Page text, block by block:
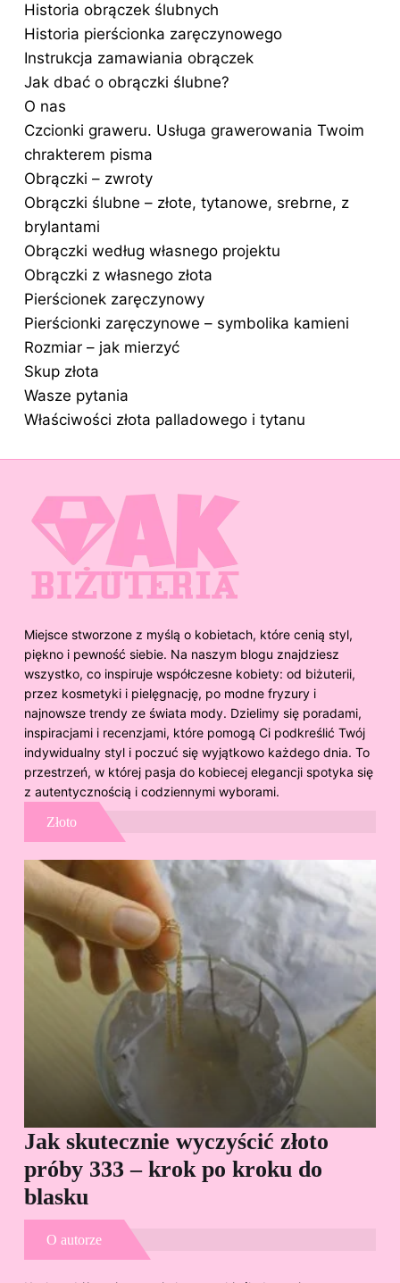
Historia obrączek ślubnych
Historia pierścionka zaręczynowego
Instrukcja zamawiania obrączek
Jak dbać o obrączki ślubne?
O nas
Czcionki graweru. Usługa grawerowania Twoim
chrakterem pisma
Obrączki – zwroty
Obrączki ślubne – złote, tytanowe, srebrne, z
brylantami
Obrączki według własnego projektu
Obrączki z własnego złota
Pierścionek zaręczynowy
Pierścionki zaręczynowe – symbolika kamieni
Rozmiar – jak mierzyć
Skup złota
Wasze pytania
Właściwości złota palladowego i tytanu
Miejsce stworzone z myślą o kobietach, które cenią styl,
piękno i pewność siebie. Na naszym blogu znajdziesz
wszystko, co inspiruje współczesne kobiety: od biżuterii,
przez kosmetyki i pielęgnację, po modne fryzury i
najnowsze trendy ze świata mody. Dzielimy się poradami,
inspiracjami i recenzjami, które pomogą Ci podkreślić Twój
indywidualny styl i poczuć się wyjątkowo każdego dnia. To
przestrzeń, w której pasja do kobiecej elegancji spotyka się
z autentycznością i codziennymi wyborami.
Złoto
Jak skutecznie wyczyścić złoto
próby 333 – krok po kroku do
blasku
O autorze